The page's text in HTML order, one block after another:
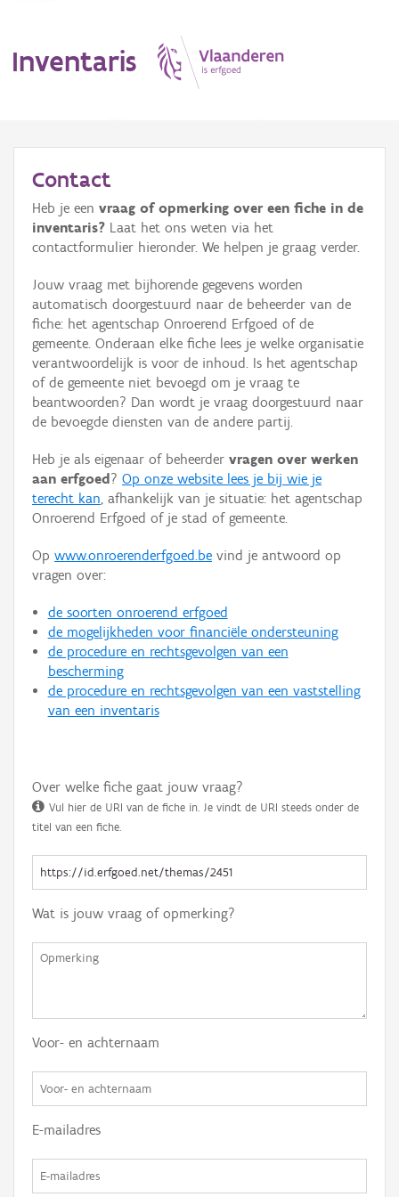
Inventaris
Erfgoedobject
Aanduidingsobject
Waarneming
Thema
Gebeurtenis
Persoon of collectief
Hergebruik
Aanmelden
Contact
Heb je een vraag of opmerking over een fiche in de
inventaris? Laat het ons weten via het
contactformulier hieronder. We helpen je graag verder.
Jouw vraag met bijhorende gegevens worden
automatisch doorgestuurd naar de beheerder van de
fiche: het agentschap Onroerend Erfgoed of de
gemeente. Onderaan elke fiche lees je welke organisatie
verantwoordelijk is voor de inhoud. Is het agentschap
of de gemeente niet bevoegd om je vraag te
beantwoorden? Dan wordt je vraag doorgestuurd naar
de bevoegde diensten van de andere partij.
Heb je als eigenaar of beheerder vragen over werken
aan erfgoed ? Op onze website lees je bij wie je
terecht kan, afhankelijk van je situatie: het agentschap
Onroerend Erfgoed of je stad of gemeente.
Op www.onroerenderfgoed.be vind je antwoord op
vragen over:
de soorten onroerend erfgoed
de mogelijkheden voor financiële ondersteuning
de procedure en rechtsgevolgen van een
bescherming
de procedure en rechtsgevolgen van een vaststelling
van een inventaris
Over welke fiche gaat jouw vraag?
Vul hier de URI van de fiche in. Je vindt de URI steeds onder de
titel van een fiche.
Wat is jouw vraag of opmerking?
Voor- en achternaam
E-mailadres